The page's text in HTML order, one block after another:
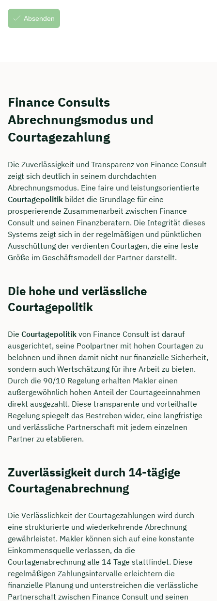
Finance Consults
Abrechnungsmodus und
Courtagezahlung
Die Zuverlässigkeit und Transparenz von Finance Consult
zeigt sich deutlich in seinem durchdachten
Abrechnungsmodus. Eine faire und leistungsorientierte
Courtagepolitik bildet die Grundlage für eine
prosperierende Zusammenarbeit zwischen Finance
Consult und seinen Finanzberatern. Die Integrität dieses
Systems zeigt sich in der regelmäßigen und pünktlichen
Ausschüttung der verdienten Courtagen, die eine feste
Größe im Geschäftsmodell der Partner darstellt.
Die hohe und verlässliche
Courtagepolitik
Die Courtagepolitik von Finance Consult ist darauf
ausgerichtet, seine Poolpartner mit hohen Courtagen zu
belohnen und ihnen damit nicht nur finanzielle Sicherheit,
sondern auch Wertschätzung für ihre Arbeit zu bieten.
Durch die 90/10 Regelung erhalten Makler einen
außergewöhnlich hohen Anteil der Courtageeinnahmen
direkt ausgezahlt. Diese transparente und vorteilhafte
Regelung spiegelt das Bestreben wider, eine langfristige
und verlässliche Partnerschaft mit jedem einzelnen
Partner zu etablieren.
Zuverlässigkeit durch 14-tägige
Courtagenabrechnung
Die Verlässlichkeit der Courtagezahlungen wird durch
eine strukturierte und wiederkehrende Abrechnung
gewährleistet. Makler können sich auf eine konstante
Einkommensquelle verlassen, da die
Courtagenabrechnung alle 14 Tage stattfindet. Diese
regelmäßigen Zahlungsintervalle erleichtern die
finanzielle Planung und unterstreichen die verlässliche
Partnerschaft zwischen Finance Consult und seinen